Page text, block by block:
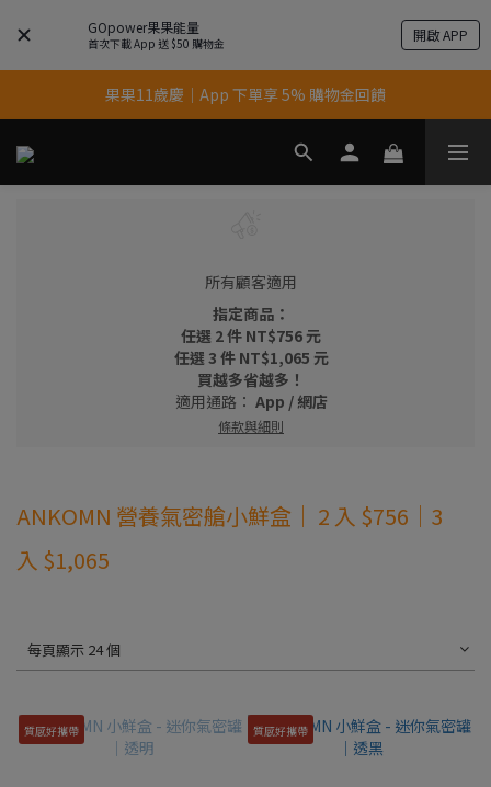
GOpower果果能量
首次下載 App 送 $50 購物金 開啟 APP
果果11歲慶｜App 下單享 5% 購物金回饋
果果11歲慶｜App 下單享 5% 購物金回饋
結帳輸入優惠代碼【gopower】享全單95折優惠！
所有顧客適用
指定商品：
任選 2 件 NT$756 元
任選 3 件 NT$1,065 元
買越多省越多！
適用通路： App / 網店
條款與細則
ANKOMN 營養氣密艙小鮮盒｜ 2 入 $756｜3
入 $1,065
每頁顯示 24 個
質感好攜帶 質感好攜帶